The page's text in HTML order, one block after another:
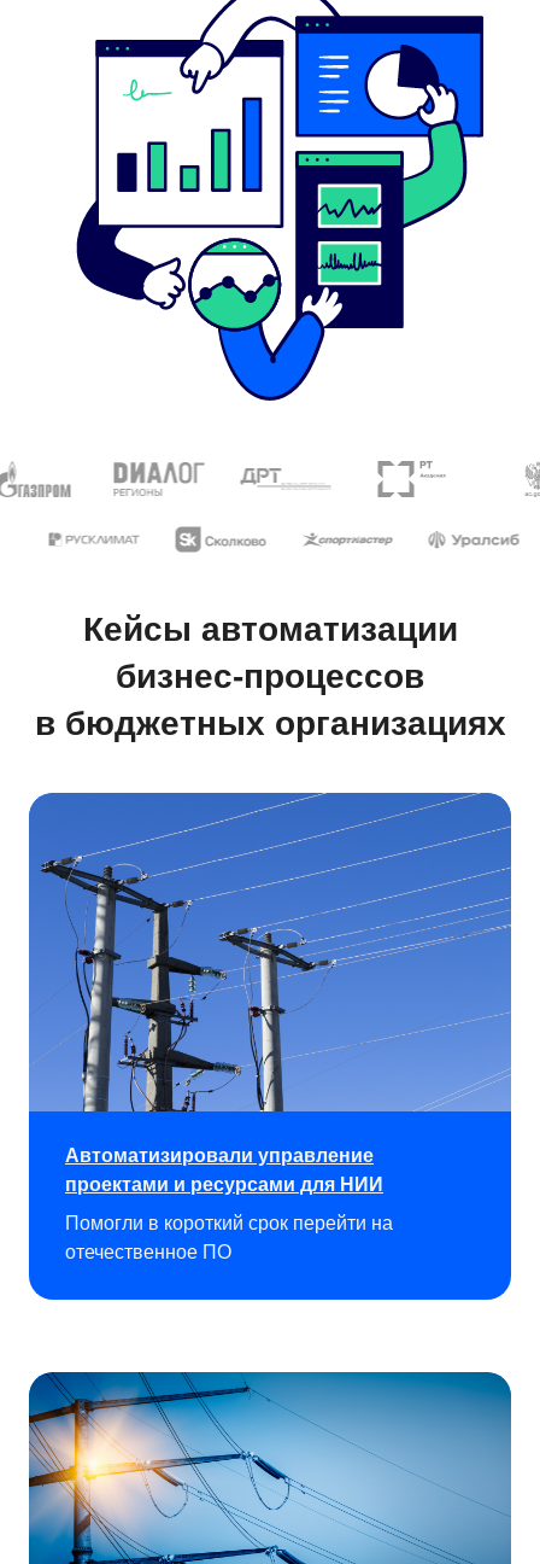
Кейсы автоматизации
бизнес-процессов
в бюджетных организациях
Автоматизировали управление
проектами и ресурсами для НИИ
Помогли в короткий срок перейти на
отечественное ПО
Смотреть все кейсы